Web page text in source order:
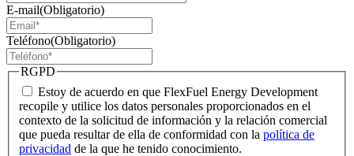
E-mail(Obligatorio)
Teléfono(Obligatorio)
RGPD
Estoy de acuerdo en que FlexFuel Energy Development
recopile y utilice los datos personales proporcionados en el
contexto de la solicitud de información y la relación comercial
que pueda resultar de ella de conformidad con la política de
privacidad de la que he tenido conocimiento.